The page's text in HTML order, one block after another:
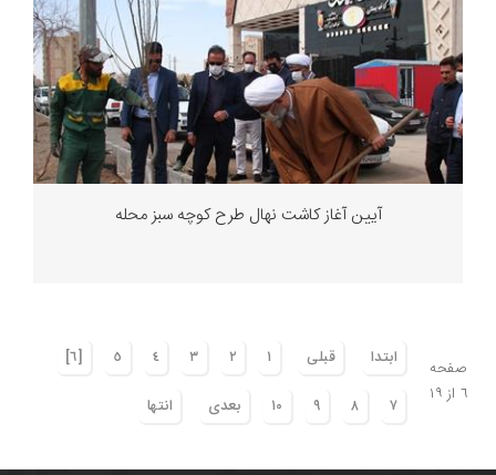
آیین آغاز کاشت نهال طرح کوچه سبز محله
صفحه
٦ از ١٩
ابتدا قبلی ١ ٢ ٣ ٤ ٥
[٦]
٧
٨ ٩ ١٠ بعدی انتها